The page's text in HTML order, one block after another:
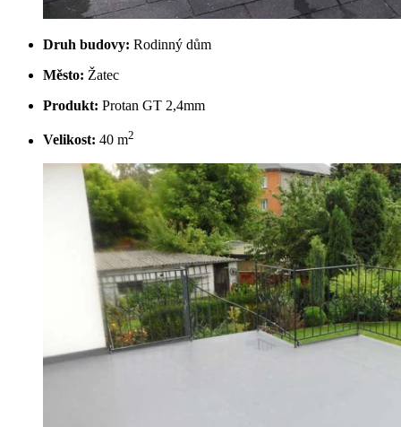
Druh budovy: Rodinný dům
Město: Žatec
Produkt: Protan GT 2,4mm
Velikost: 40 m2